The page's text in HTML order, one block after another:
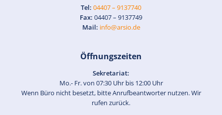
Tel: 04407 – 9137740
Fax: 04407 – 9137749
Mail: info@arsio.de
Öffnungszeiten
Sekretariat:
Mo.- Fr. von 07:30 Uhr bis 12:00 Uhr
Wenn Büro nicht besetzt, bitte Anrufbeantworter nutzen. Wir
rufen zurück.